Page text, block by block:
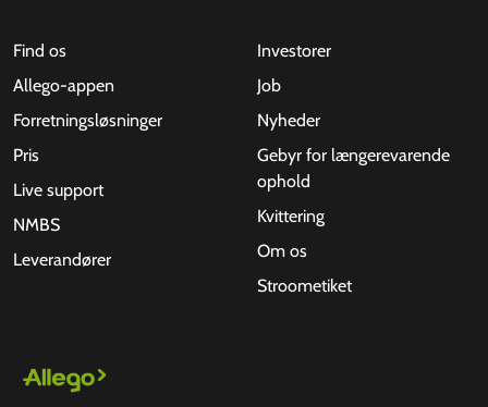
Find os
Allego-appen
Forretningsløsninger
Pris
Live support
NMBS
Leverandører
Investorer
Job
Nyheder
Gebyr for længerevarende
ophold
Kvittering
Om os
Stroometiket